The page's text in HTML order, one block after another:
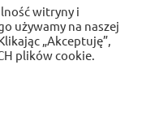
cookies
witryny i
używamy na naszej
„Akceptuję”,
plików cookie.